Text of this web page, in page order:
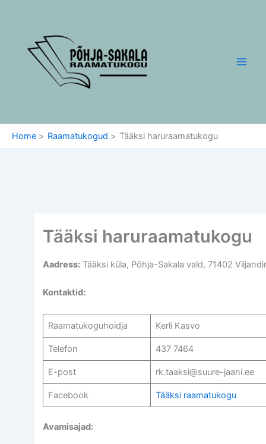
Home Raamatukogud Tääksi haruraamatukogu
Tääksi haruraamatukogu
Aadress: Tääksi küla, Põhja-Sakala vald, 71402
Kontaktid:
Raamatukoguhoidja Kerli Kasvo
Telefon 437 7464
E-post rk.taaksi@suure-jaani.ee
Facebook Tääksi raamatukogu
Avamisajad: